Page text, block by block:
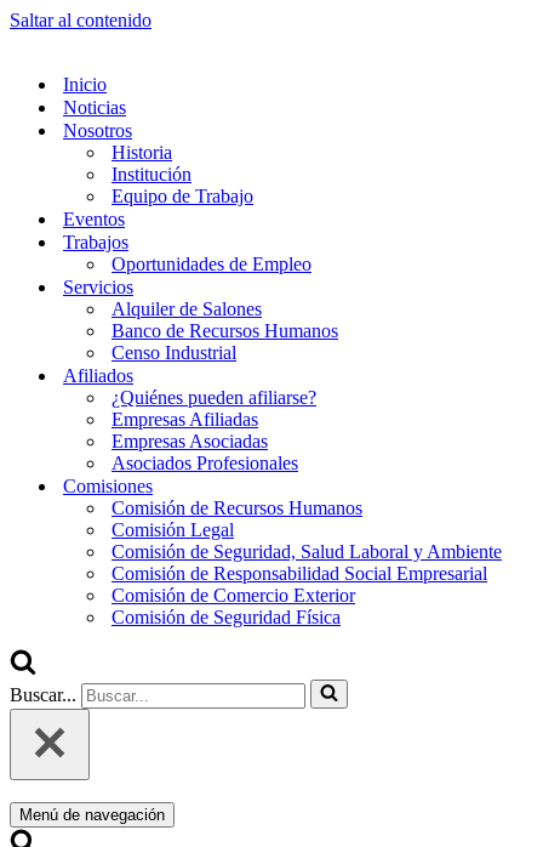
Saltar al contenido
Inicio
Noticias
Nosotros
Historia
Institución
Equipo de Trabajo
Eventos
Trabajos
Oportunidades de Empleo
Servicios
Alquiler de Salones
Banco de Recursos Humanos
Censo Industrial
Afiliados
¿Quiénes pueden afiliarse?
Empresas Afiliadas
Empresas Asociadas
Asociados Profesionales
Comisiones
Comisión de Recursos Humanos
Comisión Legal
Comisión de Seguridad, Salud Laboral y Ambiente
Comisión de Responsabilidad Social Empresarial
Comisión de Comercio Exterior
Comisión de Seguridad Física
Buscar...
Menú de navegación